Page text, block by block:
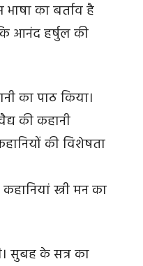
का बर्ताव है
आनंद हर्षुल की
का पाठ किया।
की कहानी
की विशेषता
स्त्री मन का
सुबह के सत्र का